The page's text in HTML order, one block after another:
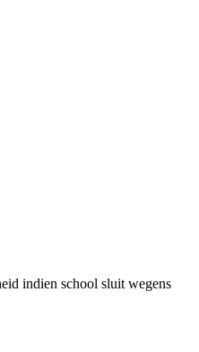
indien school sluit wegens